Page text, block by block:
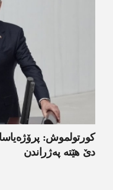
کورتولموش:
دێ هێتە پەژراندن